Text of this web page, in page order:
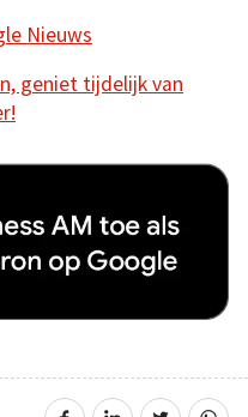
Nieuws
geniet tijdelijk van